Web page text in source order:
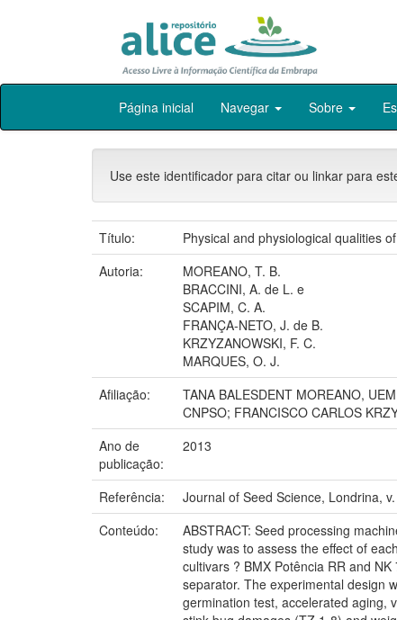
Skip
Página inicial Navegar Sobre
Use este identificador para citar ou linkar para
Título:
Physical and physiological qualities
Autoria:
MOREANO, T. B.
BRACCINI, A. de L. e
SCAPIM, C. A.
FRANÇA-NETO, J. de B.
KRZYZANOWSKI, F. C.
MARQUES, O. J.
Afiliação:
TANA BALESDENT MOREANO,
CNPSO; FRANCISCO CARLOS
Ano de
publicação:
2013
Referência:
Journal of Seed Science, Londrina,
Conteúdo:
ABSTRACT: Seed processing
study was to assess the effect of
cultivars ? BMX Potência RR and
separator. The experimental design
germination test, accelerated aging,